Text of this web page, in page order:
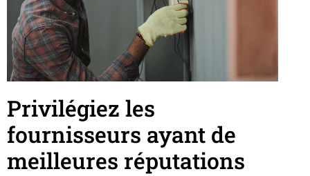
Privilégiez les
fournisseurs ayant de
meilleures réputations